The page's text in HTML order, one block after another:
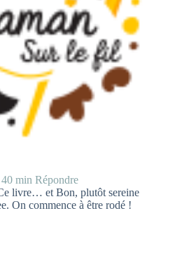
min Répondre
livre… et Bon, plutôt sereine
On commence à être rodé !